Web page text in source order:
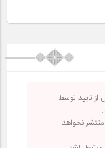
تایید توسط
منتشر نخواهد